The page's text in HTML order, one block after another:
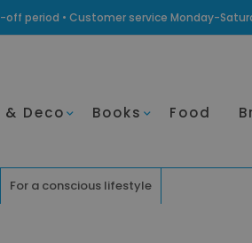
period • Customer service Monday-
& Deco Books Food
For a conscious lifestyle